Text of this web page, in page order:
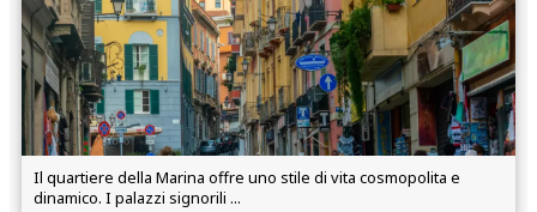
Il quartiere della Marina offre uno stile di vita cosmopolita e
dinamico. I palazzi signorili ...